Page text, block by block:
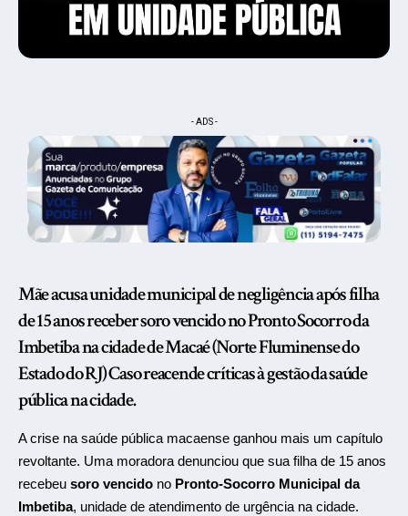
- ADS -
Mãe acusa unidade municipal de negligência após filha
de 15 anos receber soro vencido no Pronto Socorro da
Imbetiba na cidade de Macaé (Norte Fluminense do
Estado do RJ) Caso reacende críticas à gestão da saúde
pública na cidade.
A crise na saúde pública macaense ganhou mais um capítulo
revoltante. Uma moradora denunciou que sua filha de 15 anos
recebeu soro vencido no Pronto-Socorro Municipal da
Imbetiba, unidade de atendimento de urgência na cidade.